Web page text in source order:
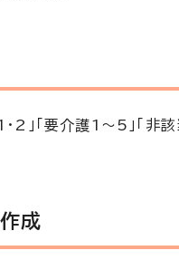
」「要介護1～5」「非
成